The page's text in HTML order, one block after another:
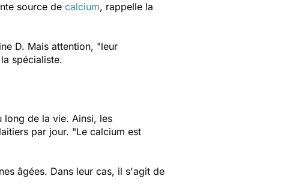
source de calcium, rappelle la
D. Mais attention, "leur
spécialiste.
long de la vie. Ainsi, les
par jour. "Le calcium est
âgées. Dans leur cas, il s'agit de